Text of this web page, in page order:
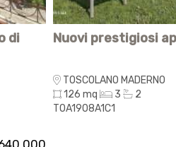
di
Nuovi prestigiosi
TOSCOLANO MADERNO
126 mq
3
2
TOA1908A1C1